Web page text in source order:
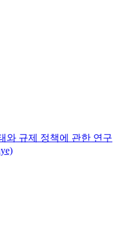
와 규제 정책에 관한 연구